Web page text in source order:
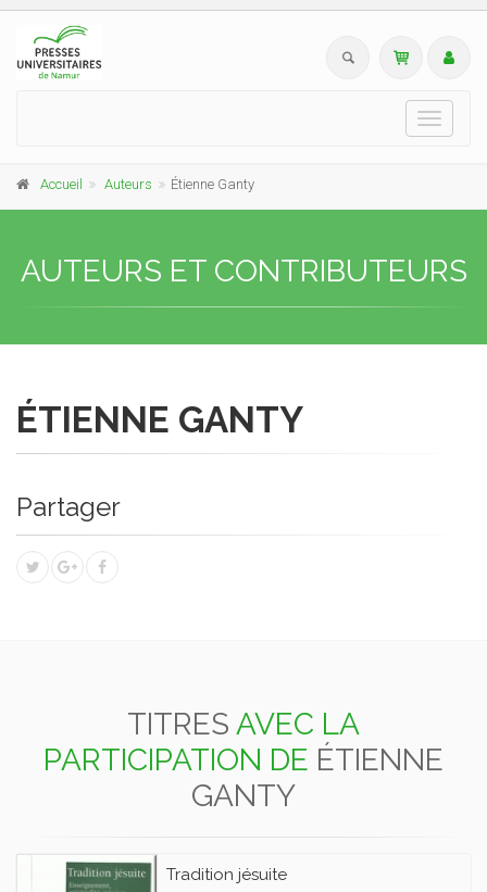
Toggle
Accueil Auteurs Étienne Ganty
AUTEURS ET CONTRIBUTEURS
ÉTIENNE GANTY
Partager
TITRES AVEC LA
PARTICIPATION DE ÉTIENNE
GANTY
Tradition jésuite